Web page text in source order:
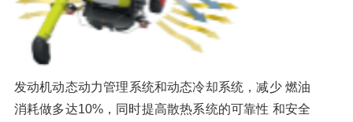
发动机动态动力管理系统和动态冷却系统，减少 燃油
消耗做多达10%，同时提高散热系统的可靠性 和安全